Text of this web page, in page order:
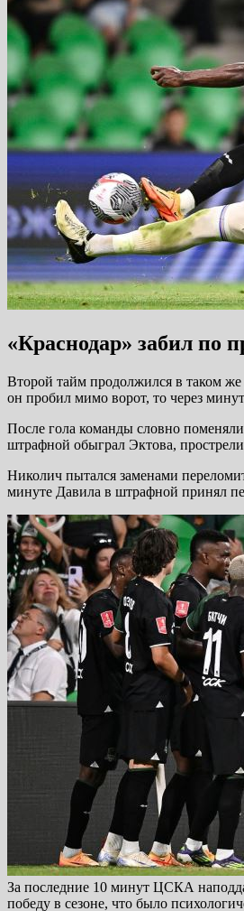
«Краснодар» забил по
Второй тайм продолжился в таком
он пробил мимо ворот, то через
После гола команды словно
штрафной обыграл Эктова,
Николич пытался заменами
минуте Давила в штрафной принял
За последние 10 минут ЦСКА
победу в сезоне, что было